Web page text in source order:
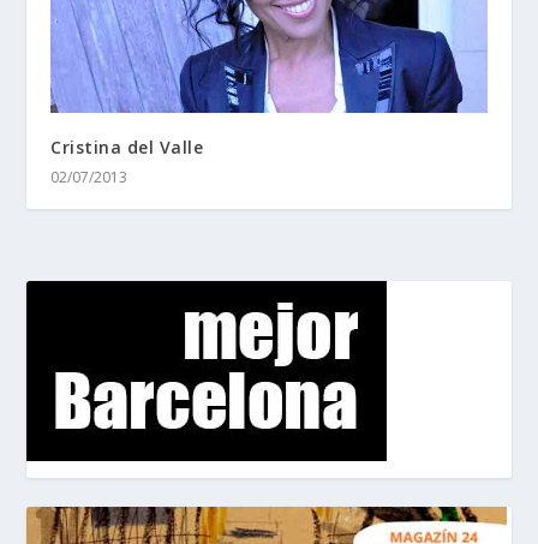
Cristina del Valle
02/07/2013